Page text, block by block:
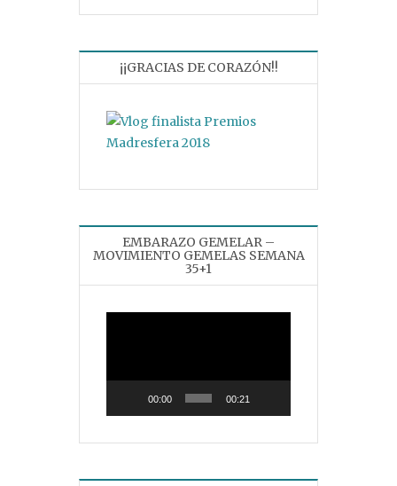
¡¡GRACIAS DE CORAZÓN!!
EMBARAZO GEMELAR –
MOVIMIENTO GEMELAS SEMANA
35+1
00:00 00:21